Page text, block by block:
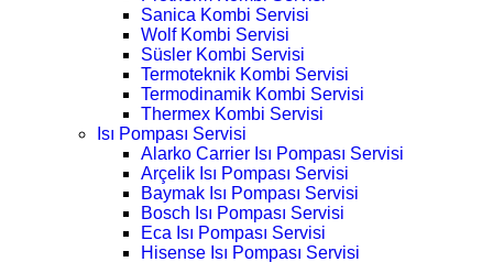
Sanica Kombi Servisi
Wolf Kombi Servisi
Süsler Kombi Servisi
Termoteknik Kombi Servisi
Termodinamik Kombi Servisi
Thermex Kombi Servisi
Isı Pompası Servisi
Alarko Carrier Isı Pompası Servisi
Arçelik Isı Pompası Servisi
Baymak Isı Pompası Servisi
Bosch Isı Pompası Servisi
Eca Isı Pompası Servisi
Hisense Isı Pompası Servisi